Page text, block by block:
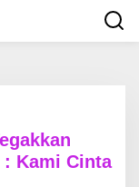
: Kami Cinta